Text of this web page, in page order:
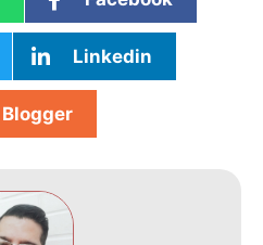
Linkedin
Blogger